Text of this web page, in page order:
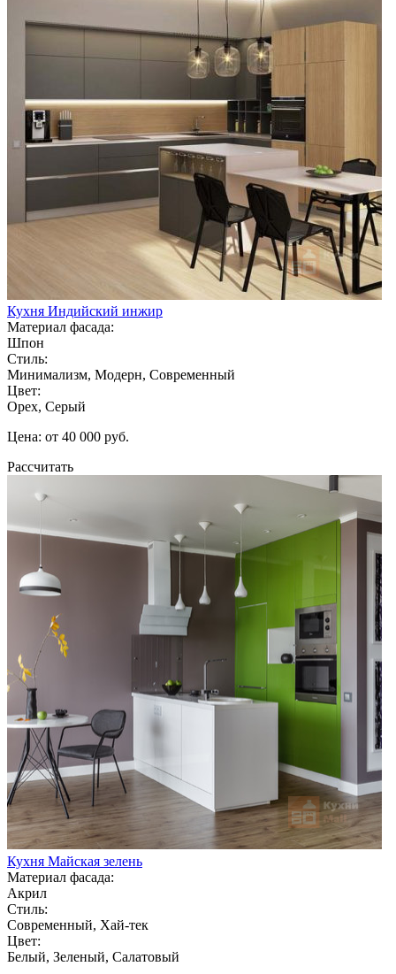
Кухня Индийский инжир
Материал фасада:
Шпон
Стиль:
Минимализм, Модерн, Современный
Цвет:
Орех, Серый
Цена: от 40 000 руб.
Рассчитать
Кухня Майская зелень
Материал фасада:
Акрил
Стиль:
Современный, Хай-тек
Цвет:
Белый, Зеленый, Салатовый